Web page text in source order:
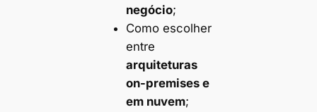
negócio;
Como escolher
entre
arquiteturas
on-premises e
em nuvem;